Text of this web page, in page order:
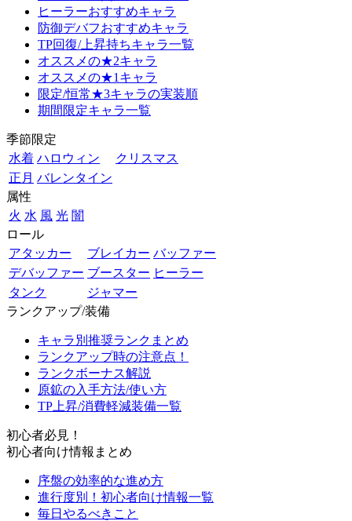
ヒーラーおすすめキャラ
防御デバフおすすめキャラ
TP回復/上昇持ちキャラ一覧
オススメの★2キャラ
オススメの★1キャラ
限定/恒常★3キャラの実装順
期間限定キャラ一覧
季節限定
水着 ハロウィン
クリスマス
正月 バレンタイン
属性
火 水 風 光 闇
ロール
アタッカー
ブレイカー バッファー
デバッファー ブースター ヒーラー
タンク
ジャマー
ランクアップ/装備
キャラ別推奨ランクまとめ
ランクアップ時の注意点！
ランクボーナス解説
原鉱の入手方法/使い方
TP上昇/消費軽減装備一覧
初心者必見！
初心者向け情報まとめ
序盤の効率的な進め方
進行度別！初心者向け情報一覧
毎日やるべきこと